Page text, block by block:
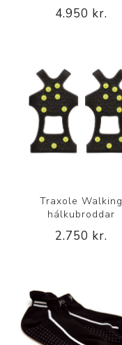
4.950 kr.
Traxole Walking
hálkubroddar
2.750 kr.